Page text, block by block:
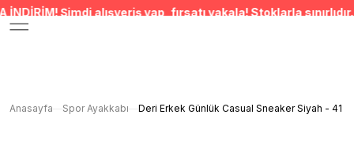
alışveriş yap, fırsatı yakala! Stoklarla sınırlıdır. •
Anasayfa Spor Ayakkabı Deri Erkek Günlük Casual Sneaker Siyah - 41